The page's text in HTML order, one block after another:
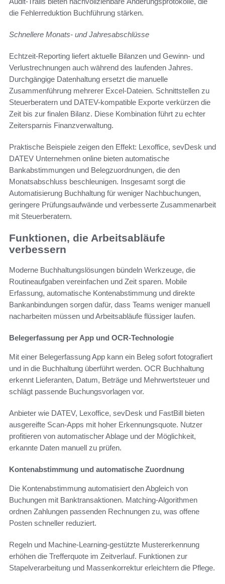
die Fehlerreduktion Buchführung stärken.
Schnellere Monats- und Jahresabschlüsse
Echtzeit-Reporting liefert aktuelle Bilanzen und Gewinn- und
Verlustrechnungen auch während des laufenden Jahres.
Durchgängige Datenhaltung ersetzt die manuelle
Zusammenführung mehrerer Excel-Dateien. Schnittstellen zu
Steuerberatern und DATEV-kompatible Exporte verkürzen die
Zeit bis zur finalen Bilanz. Diese Kombination führt zu echter
Zeitersparnis Finanzverwaltung.
Praktische Beispiele zeigen den Effekt: Lexoffice, sevDesk und
DATEV Unternehmen online bieten automatische
Bankabstimmungen und Belegzuordnungen, die den
Monatsabschluss beschleunigen. Insgesamt sorgt die
Automatisierung Buchhaltung für weniger Nachbuchungen,
geringere Prüfungsaufwände und verbesserte Zusammenarbeit
mit Steuerberatern.
Funktionen, die Arbeitsabläufe
verbessern
Moderne Buchhaltungslösungen bündeln Werkzeuge, die
Routineaufgaben vereinfachen und Zeit sparen. Mobile
Erfassung, automatische Kontenabstimmung und direkte
Bankanbindungen sorgen dafür, dass Teams weniger manuell
nacharbeiten müssen und Arbeitsabläufe flüssiger laufen.
Belegerfassung per App und OCR-Technologie
Mit einer Belegerfassung App kann ein Beleg sofort fotografiert
und in die Buchhaltung überführt werden. OCR Buchhaltung
erkennt Lieferanten, Datum, Beträge und Mehrwertsteuer und
schlägt passende Buchungsvorlagen vor.
Anbieter wie DATEV, Lexoffice, sevDesk und FastBill bieten
ausgereifte Scan-Apps mit hoher Erkennungsquote. Nutzer
profitieren von automatischer Ablage und der Möglichkeit,
erkannte Daten manuell zu prüfen.
Kontenabstimmung und automatische Zuordnung
Die Kontenabstimmung automatisiert den Abgleich von
Buchungen mit Banktransaktionen. Matching-Algorithmen
ordnen Zahlungen passenden Rechnungen zu, was offene
Posten schneller reduziert.
Regeln und Machine-Learning-gestützte Mustererkennung
erhöhen die Trefferquote im Zeitverlauf. Funktionen zur
Stapelverarbeitung und Massenkorrektur erleichtern die Pflege.